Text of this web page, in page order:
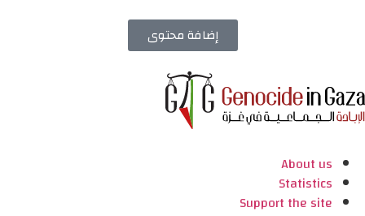
إضافة محتوى
About us
Statistics
Support the site